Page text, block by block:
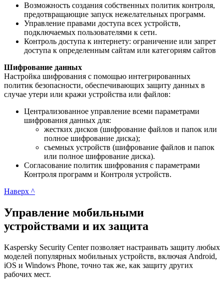
Возможность создания собственных политик контроля,
предотвращающие запуск нежелательных программ.
Управление правами доступа всех устройств,
подключаемых пользователями к сети.
Контроль доступа к интернету: ограничение или запрет
доступа к определенным сайтам или категориям сайтов
Шифрование данных
Настройка шифрования с помощью интегрированных
политик безопасности, обеспечивающих защиту данных в
случае утери или кражи устройства или файлов:
Централизованное управление всеми параметрами
шифрования данных для:
жестких дисков (шифрование файлов и папок или
полное шифрование диска);
съемных устройств (шифрование файлов и папок
или полное шифрование диска).
Согласование политик шифрования с параметрами
Контроля программ и Контроля устройств.
Наверх ^
Управление мобильными
устройствами и их защита
Kaspersky Security Center позволяет настраивать защиту любых
моделей популярных мобильных устройств, включая Android,
iOS и Windows Phone, точно так же, как защиту других
рабочих мест.